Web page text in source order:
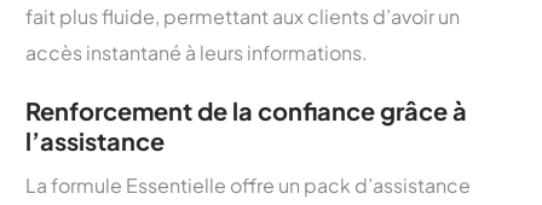
fait plus fluide, permettant aux clients d’avoir un
accès instantané à leurs informations.
Renforcement de la confiance grâce à
l’assistance
La formule Essentielle offre un pack d’assistance